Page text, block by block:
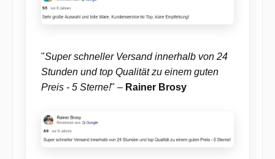
"Super schneller Versand innerhalb von 24
Stunden und top Qualität zu einem guten
Preis - 5 Sterne!" – Rainer Brosy